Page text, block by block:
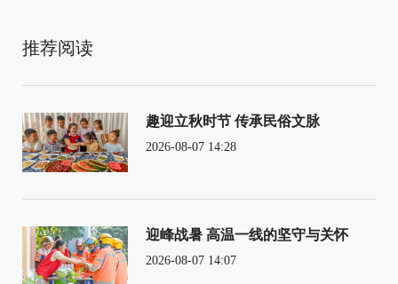
推荐阅读
趣迎立秋时节 传承民俗文脉
2026-08-07 14:28
迎峰战暑 高温一线的坚守与关怀
2026-08-07 14:07